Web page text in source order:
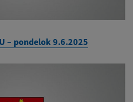
– pondelok 9.6.2025